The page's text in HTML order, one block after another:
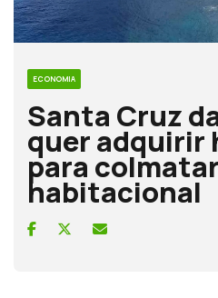
ECONOMIA
Santa Cruz
quer adquirir
para
habitacional